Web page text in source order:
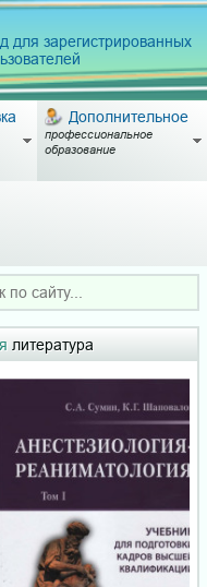
для зарегистрированных
Дополнительное
профессиональное
образование
литература